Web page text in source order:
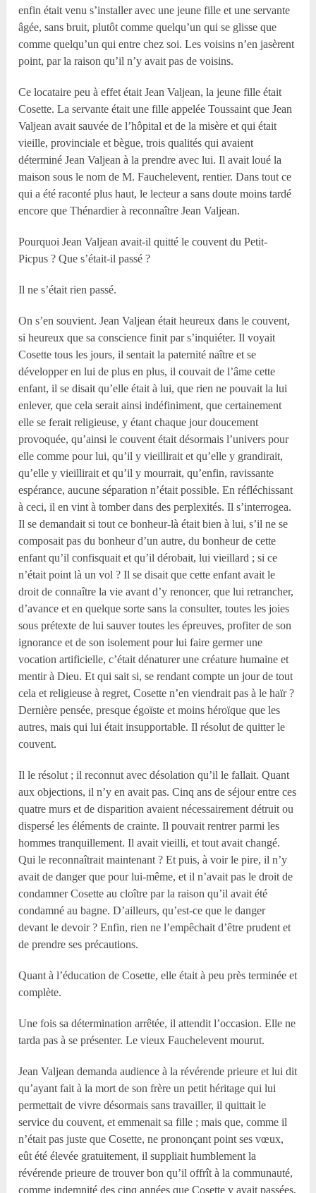
enfin était venu s’installer avec une jeune fille et une servante
âgée, sans bruit, plutôt comme quelqu’un qui se glisse que
comme quelqu’un qui entre chez soi. Les voisins n’en jasèrent
point, par la raison qu’il n’y avait pas de voisins.
Ce locataire peu à effet était Jean Valjean, la jeune fille était
Cosette. La servante était une fille appelée Toussaint que Jean
Valjean avait sauvée de l’hôpital et de la misère et qui était
vieille, provinciale et bègue, trois qualités qui avaient
déterminé Jean Valjean à la prendre avec lui. Il avait loué la
maison sous le nom de M. Fauchelevent, rentier. Dans tout ce
qui a été raconté plus haut, le lecteur a sans doute moins tardé
encore que Thénardier à reconnaître Jean Valjean.
Pourquoi Jean Valjean avait-il quitté le couvent du Petit-
Picpus ? Que s’était-il passé ?
Il ne s’était rien passé.
On s’en souvient. Jean Valjean était heureux dans le couvent,
si heureux que sa conscience finit par s’inquiéter. Il voyait
Cosette tous les jours, il sentait la paternité naître et se
développer en lui de plus en plus, il couvait de l’âme cette
enfant, il se disait qu’elle était à lui, que rien ne pouvait la lui
enlever, que cela serait ainsi indéfiniment, que certainement
elle se ferait religieuse, y étant chaque jour doucement
provoquée, qu’ainsi le couvent était désormais l’univers pour
elle comme pour lui, qu’il y vieillirait et qu’elle y grandirait,
qu’elle y vieillirait et qu’il y mourrait, qu’enfin, ravissante
espérance, aucune séparation n’était possible. En réfléchissant
à ceci, il en vint à tomber dans des perplexités. Il s’interrogea.
Il se demandait si tout ce bonheur-là était bien à lui, s’il ne se
composait pas du bonheur d’un autre, du bonheur de cette
enfant qu’il confisquait et qu’il dérobait, lui vieillard ; si ce
n’était point là un vol ? Il se disait que cette enfant avait le
droit de connaître la vie avant d’y renoncer, que lui retrancher,
d’avance et en quelque sorte sans la consulter, toutes les joies
sous prétexte de lui sauver toutes les épreuves, profiter de son
ignorance et de son isolement pour lui faire germer une
vocation artificielle, c’était dénaturer une créature humaine et
mentir à Dieu. Et qui sait si, se rendant compte un jour de tout
cela et religieuse à regret, Cosette n’en viendrait pas à le haïr ?
Dernière pensée, presque égoïste et moins héroïque que les
autres, mais qui lui était insupportable. Il résolut de quitter le
couvent.
Il le résolut ; il reconnut avec désolation qu’il le fallait. Quant
aux objections, il n’y en avait pas. Cinq ans de séjour entre ces
quatre murs et de disparition avaient nécessairement détruit ou
dispersé les éléments de crainte. Il pouvait rentrer parmi les
hommes tranquillement. Il avait vieilli, et tout avait changé.
Qui le reconnaîtrait maintenant ? Et puis, à voir le pire, il n’y
avait de danger que pour lui-même, et il n’avait pas le droit de
condamner Cosette au cloître par la raison qu’il avait été
condamné au bagne. D’ailleurs, qu’est-ce que le danger
devant le devoir ? Enfin, rien ne l’empêchait d’être prudent et
de prendre ses précautions.
Quant à l’éducation de Cosette, elle était à peu près terminée et
complète.
Une fois sa détermination arrêtée, il attendit l’occasion. Elle ne
tarda pas à se présenter. Le vieux Fauchelevent mourut.
Jean Valjean demanda audience à la révérende prieure et lui dit
qu’ayant fait à la mort de son frère un petit héritage qui lui
permettait de vivre désormais sans travailler, il quittait le
service du couvent, et emmenait sa fille ; mais que, comme il
n’était pas juste que Cosette, ne prononçant point ses vœux,
eût été élevée gratuitement, il suppliait humblement la
révérende prieure de trouver bon qu’il offrît à la communauté,
comme indemnité des cinq années que Cosette y avait passées,